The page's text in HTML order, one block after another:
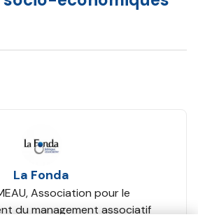
La Fonda
Association pour le
du management associatif